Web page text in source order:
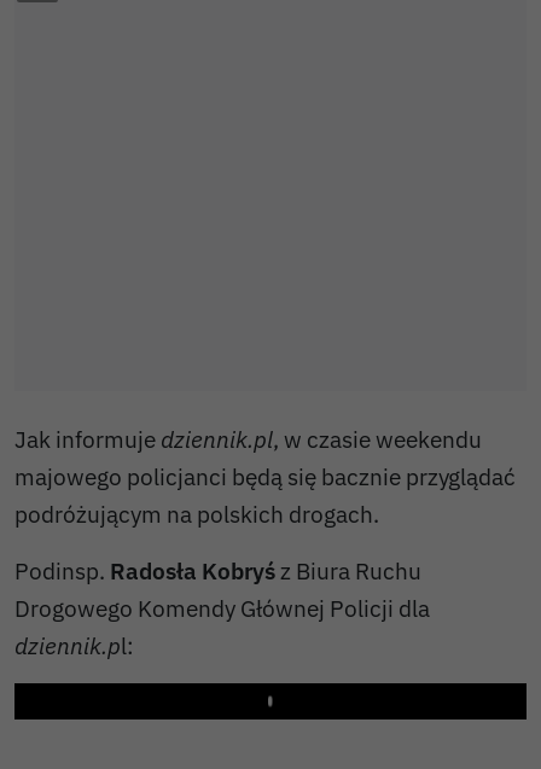
Jak informuje dziennik.pl, w czasie weekendu
majowego policjanci będą się bacznie przyglądać
podróżującym na polskich drogach.
Podinsp. Radosła Kobryś z Biura Ruchu
Drogowego Komendy Głównej Policji dla
dziennik.pl:
Play